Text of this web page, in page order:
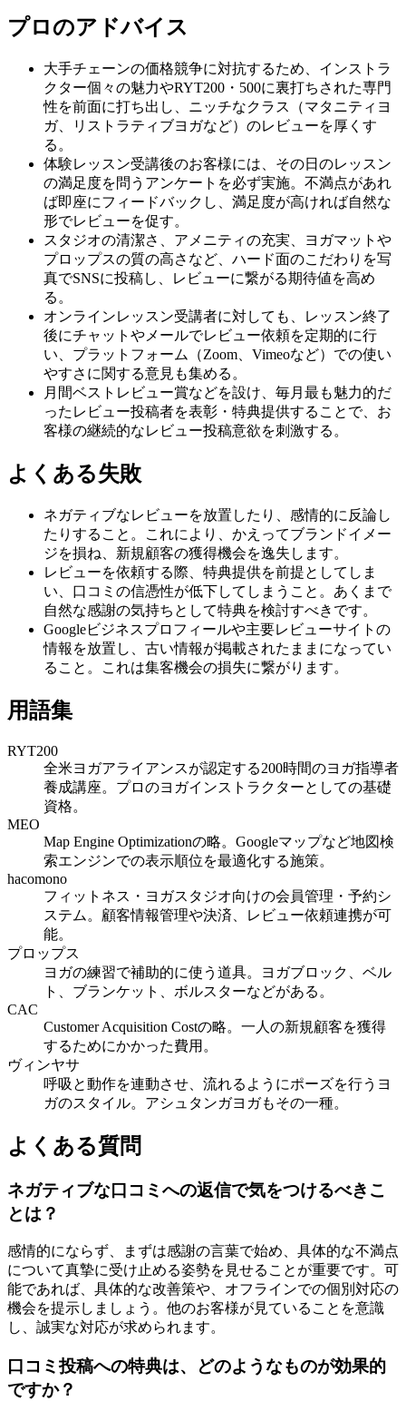
プロのアドバイス
大手チェーンの価格競争に対抗するため、インストラ
クター個々の魅力やRYT200・500に裏打ちされた専門
性を前面に打ち出し、ニッチなクラス（マタニティヨ
ガ、リストラティブヨガなど）のレビューを厚くす
る。
体験レッスン受講後のお客様には、その日のレッスン
の満足度を問うアンケートを必ず実施。不満点があれ
ば即座にフィードバックし、満足度が高ければ自然な
形でレビューを促す。
スタジオの清潔さ、アメニティの充実、ヨガマットや
プロップスの質の高さなど、ハード面のこだわりを写
真でSNSに投稿し、レビューに繋がる期待値を高め
る。
オンラインレッスン受講者に対しても、レッスン終了
後にチャットやメールでレビュー依頼を定期的に行
い、プラットフォーム（Zoom、Vimeoなど）での使い
やすさに関する意見も集める。
月間ベストレビュー賞などを設け、毎月最も魅力的だ
ったレビュー投稿者を表彰・特典提供することで、お
客様の継続的なレビュー投稿意欲を刺激する。
よくある失敗
ネガティブなレビューを放置したり、感情的に反論し
たりすること。これにより、かえってブランドイメー
ジを損ね、新規顧客の獲得機会を逸失します。
レビューを依頼する際、特典提供を前提としてしま
い、口コミの信憑性が低下してしまうこと。あくまで
自然な感謝の気持ちとして特典を検討すべきです。
Googleビジネスプロフィールや主要レビューサイトの
情報を放置し、古い情報が掲載されたままになってい
ること。これは集客機会の損失に繋がります。
用語集
RYT200
全米ヨガアライアンスが認定する200時間のヨガ指導者
養成講座。プロのヨガインストラクターとしての基礎
資格。
MEO
Map Engine Optimizationの略。Googleマップなど地図検
索エンジンでの表示順位を最適化する施策。
hacomono
フィットネス・ヨガスタジオ向けの会員管理・予約シ
ステム。顧客情報管理や決済、レビュー依頼連携が可
能。
プロップス
ヨガの練習で補助的に使う道具。ヨガブロック、ベル
ト、ブランケット、ボルスターなどがある。
CAC
Customer Acquisition Costの略。一人の新規顧客を獲得
するためにかかった費用。
ヴィンヤサ
呼吸と動作を連動させ、流れるようにポーズを行うヨ
ガのスタイル。アシュタンガヨガもその一種。
よくある質問
ネガティブな口コミへの返信で気をつけるべきこ
とは？
感情的にならず、まずは感謝の言葉で始め、具体的な不満点
について真摯に受け止める姿勢を見せることが重要です。可
能であれば、具体的な改善策や、オフラインでの個別対応の
機会を提示しましょう。他のお客様が見ていることを意識
し、誠実な対応が求められます。
口コミ投稿への特典は、どのようなものが効果的
ですか？